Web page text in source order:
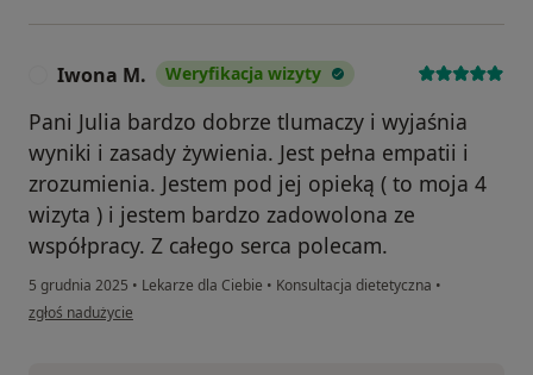
Iwona M. Weryfikacja wizyty
Pani Julia bardzo dobrze tlumaczy i wyjaśnia
wyniki i zasady żywienia. Jest pełna empatii i
zrozumienia. Jestem pod jej opieką ( to moja 4
wizyta ) i jestem bardzo zadowolona ze
współpracy. Z całego serca polecam.
5 grudnia 2025 • Lekarze dla Ciebie • Konsultacja dietetyczna •
w opinii użytkownika Iwona M.
zgłoś nadużycie